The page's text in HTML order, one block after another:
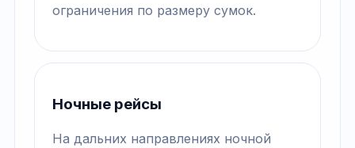
ограничения по размеру сумок.
Ночные рейсы
На дальних направлениях ночной